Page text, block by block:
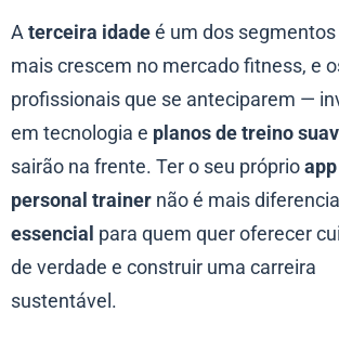
A terceira idade é um dos segmentos
mais crescem no mercado fitness, e
profissionais que se anteciparem —
em tecnologia e planos de treino
sairão na frente. Ter o seu próprio
personal trainer não é mais
essencial para quem quer oferecer
de verdade e construir uma carreira
sustentável.